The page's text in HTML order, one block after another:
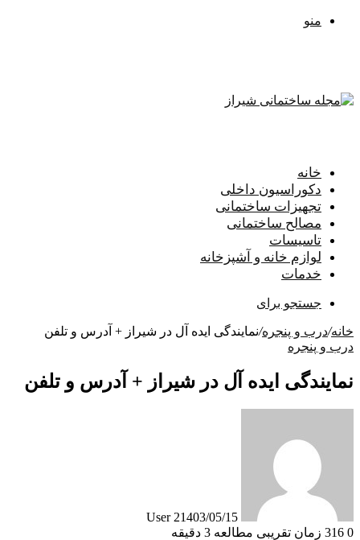
منو
خانه
دکوراسیون داخلی
تجهیزات ساختمانی
مصالح ساختمانی
تاسیسات
لوازم خانه و آشپزخانه
خدمات
جستجو برای
خانه/درب و پنجره/نمایندگی ایده آل در شیراز + آدرس و تلفن
درب و پنجره
نمایندگی ایده آل در شیراز + آدرس و تلفن
User 21403/05/15
0
زمان تقریبی مطالعه 3 دقیقه